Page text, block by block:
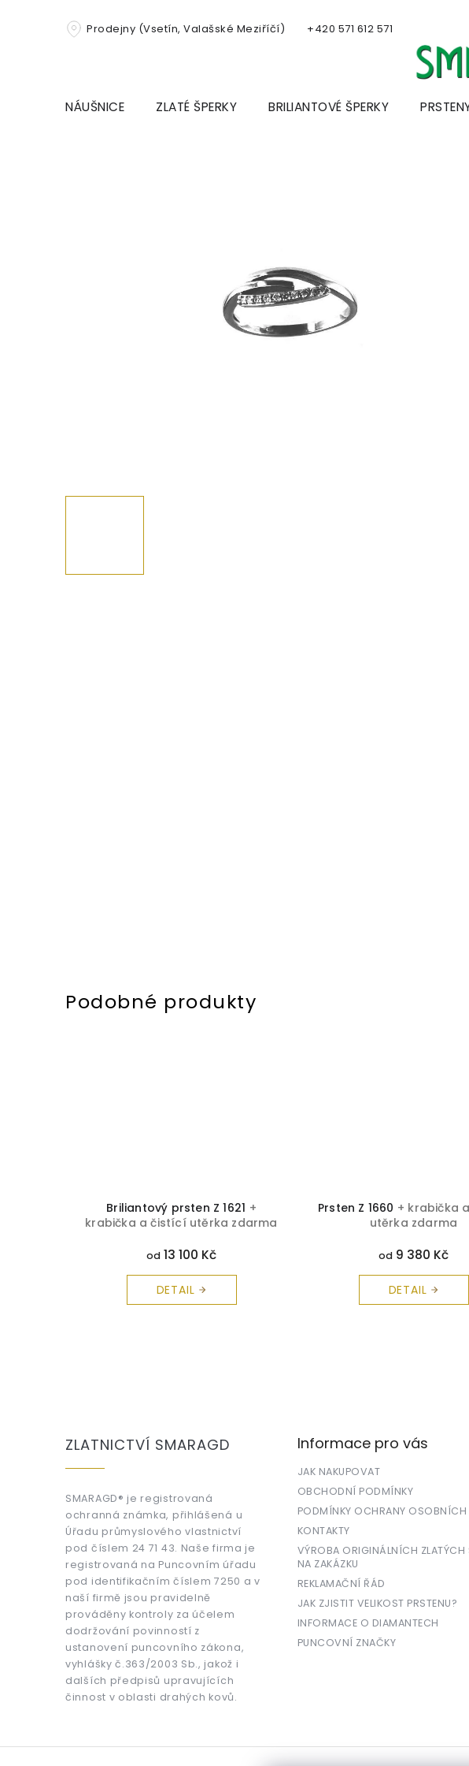
Prodejny (Vsetín, Valašské Meziříčí) +420 571 612 571
NÁUŠNICE ZLATÉ ŠPERKY BRILIANTOVÉ ŠPERKY
Briliantový prsten Z 1621 +
krabička a čistící utěrka zdarma
od 13 100 Kč
DETAIL
Prsten Z 1660 + krabička
utěrka zdarma
od 9 380 Kč
DETAIL
ZLATNICTVÍ SMARAGD
SMARAGD® je registrovaná
ochranná známka, přihlášená u
Úřadu průmyslového vlastnictví
pod číslem 24 71 43. Naše firma je
registrovaná na Puncovním úřadu
pod identifikačním číslem 7250 a v
naší firmě jsou pravidelně
prováděny kontroly za účelem
dodržování povinností z
ustanovení puncovního zákona,
vyhlášky č.363/2003 Sb., jakož i
dalších předpisů upravujících
činnost v oblasti drahých kovů.
Informace pro vás
JAK NAKUPOVAT
OBCHODNÍ PODMÍNKY
PODMÍNKY OCHRANY OSOBNÍCH
KONTAKTY
VÝROBA ORIGINÁLNÍCH ZLATÝCH
NA ZAKÁZKU
REKLAMAČNÍ ŘÁD
JAK ZJISTIT VELIKOST PRSTENU?
INFORMACE O DIAMANTECH
PUNCOVNÍ ZNAČKY